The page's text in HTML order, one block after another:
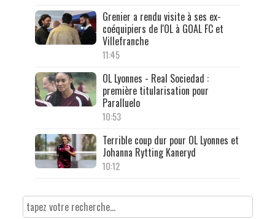
Grenier a rendu visite à ses ex-
coéquipiers de l'OL à GOAL FC et
Villefranche
11:45
OL Lyonnes - Real Sociedad :
première titularisation pour
Paralluelo
10:53
Terrible coup dur pour OL Lyonnes et
Johanna Rytting Kaneryd
10:12